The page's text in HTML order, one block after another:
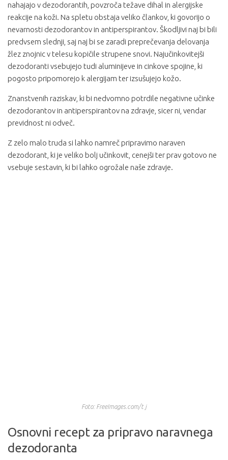
nahajajo v dezodorantih, povzroča težave dihal in alergijske
reakcije na koži. Na spletu obstaja veliko člankov, ki govorijo o
nevarnosti dezodorantov in antiperspirantov. Škodljivi naj bi bili
predvsem slednji, saj naj bi se zaradi preprečevanja delovanja
žlez znojnic v telesu kopičile strupene snovi. Najučinkovitejši
dezodoranti vsebujejo tudi aluminijeve in cinkove spojine, ki
pogosto pripomorejo k alergijam ter izsušujejo kožo.
Znanstvenih raziskav, ki bi nedvomno potrdile negativne učinke
dezodorantov in antiperspirantov na zdravje, sicer ni, vendar
previdnost ni odveč.
Z zelo malo truda si lahko namreč pripravimo naraven
dezodorant, ki je veliko bolj učinkovit, cenejši ter prav gotovo ne
vsebuje sestavin, ki bi lahko ogrožale naše zdravje.
Foto: FreeImages.com/t j
Osnovni recept za pripravo naravnega
dezodoranta